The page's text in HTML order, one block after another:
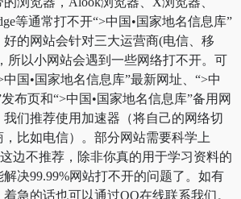
等通常打不开“>中国•国家地名信息库”
的网站会针对三大运营商(电信、移
所以小网站会遇到一些网络打不开。可
国•国家地名信息库”最新网址、“>中
布页和“>中国•国家地名信息库”备用网
们推荐使用加速器（将自己的网络切
比如电信）。部分网站需要科学上
边不推荐，除非你真的用于学习资料的
决99.99%网站打不开的问题了。如有
急的话也可以通过QQ在线联系我们。